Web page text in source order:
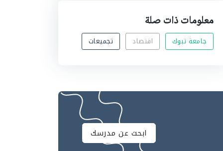
معلومات ذات صلة
جامعة تبوك اقتصاد تجميعات
ابحث عن مدرسك